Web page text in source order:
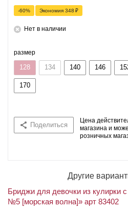
-60% Экономия 348 ₽
Нет в наличии
размер
128 134 140 146
170
Поделиться
Цена
магазина и
розничных
Другие
Бриджи для девочки из кулирки
№5 [морская волна]» арт 83402